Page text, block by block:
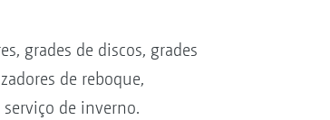
grades de discos, grades
de reboque,
de inverno.